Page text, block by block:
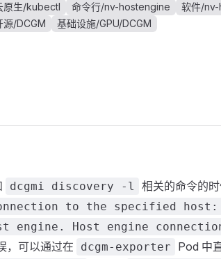
原生/kubectl
命令行/nv-hostengine
软件/
源/DCGM
基础设施/GPU/DCGM
dcgmi discovery -l 相关的命令的
to the specified
engine. Host engine
，可以通过在 dcgm-exporter Pod 中